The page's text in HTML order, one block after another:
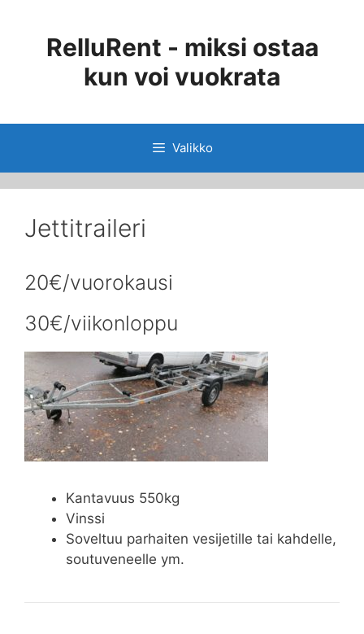
RelluRent - miksi ostaa
kun voi vuokrata
Valikko
Jettitraileri
20€/vuorokausi
30€/viikonloppu
Kantavuus 550kg
Vinssi
Soveltuu parhaiten vesijetille tai kahdelle,
soutuveneelle ym.